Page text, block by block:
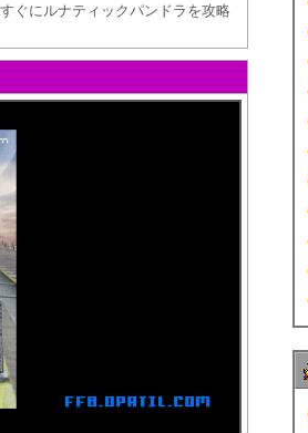
ぐにルナティックパンドラを攻略